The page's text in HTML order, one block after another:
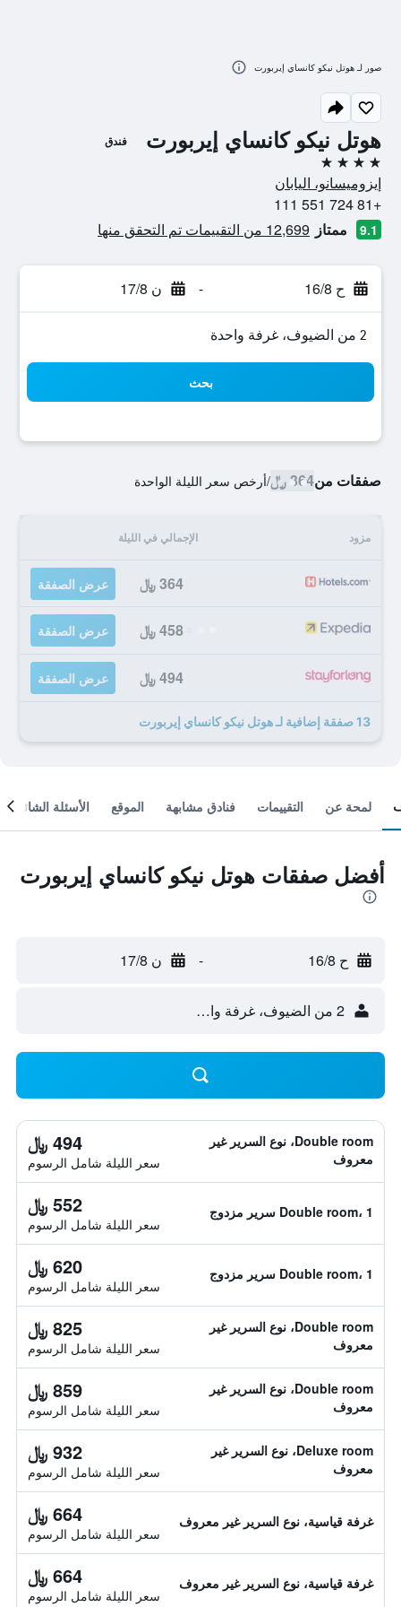
هوتل نيكو كانساي إيربورت فندق
4 نجوم
إيزوميسانو، اليابان
+81 724 551 111
9.1 ممتاز 12,699 من التقييمات تم التحقق منها
ح 16/8 - ن 17/8
2 من الضيوف، غرفة واحدة
بحث
صفقات من364 ﷼ /أرخص سعر الليلة الواحدة
مزود الإجمالي في الليلة
364 ﷼ عرض الصفقة
458 ﷼ عرض الصفقة
494 ﷼ عرض الصفقة
13 صفقة إضافية لـ هوتل نيكو كانساي إيربورت
صور لـ هوتل نيكو كانساي إيربورت
لمحة عن التقييمات فنادق مشابهة الموقع الأسئلة الشائعة
أفضل صفقات هوتل نيكو كانساي إيربورت
ح 16/8 - ن 17/8
2 من الضيوف، غرفة واحدة
Double room، نوع السرير غير
معروف
494 ﷼
سعر الليلة شامل الرسوم
Double room، 1 سرير مزدوج 552 ﷼
سعر الليلة شامل الرسوم
Double room، 1 سرير مزدوج 620 ﷼
سعر الليلة شامل الرسوم
Double room، نوع السرير غير
معروف
825 ﷼
سعر الليلة شامل الرسوم
Double room، نوع السرير غير
معروف
859 ﷼
سعر الليلة شامل الرسوم
Deluxe room، نوع السرير غير
معروف
932 ﷼
سعر الليلة شامل الرسوم
غرفة قياسية، نوع السرير غير معروف 664 ﷼
سعر الليلة شامل الرسوم
غرفة قياسية، نوع السرير غير معروف 664 ﷼
سعر الليلة شامل الرسوم